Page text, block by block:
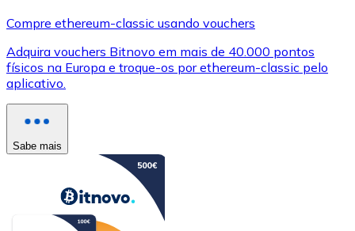
Compre ethereum-classic usando vouchers
Adquira vouchers Bitnovo em mais de 40.000 pontos
físicos na Europa e troque-os por ethereum-classic pelo
aplicativo.
Sabe mais